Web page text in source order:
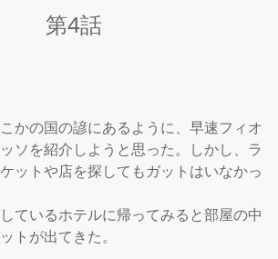
第4話
かの国の諺にあるように、早速フィオ
ソを紹介しようと思った。しかし、ラ
ットや店を探してもガットはいなかっ
ているホテルに帰ってみると部屋の中
トが出てきた。